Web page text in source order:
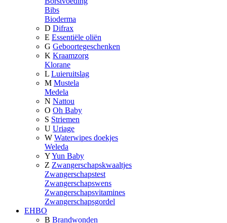
Bibs
Bioderma
D Difrax
E Essentiële oliën
G Geboortegeschenken
K Kraamzorg
Klorane
L Luieruitslag
M Mustela
Medela
N Nattou
O Oh Baby
S Striemen
U Uriage
W Waterwipes doekjes
Weleda
YYun Baby
Z Zwangerschapskwaaltjes
Zwangerschapstest
Zwangerschapswens
Zwangerschapsvitamines
Zwangerschapsgordel
EHBO
B Brandwonden